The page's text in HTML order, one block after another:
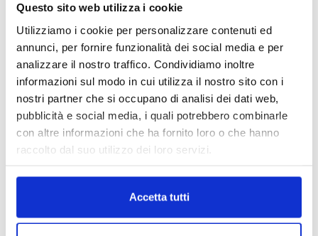
Questo sito web utilizza i cookie
Utilizziamo i cookie per personalizzare contenuti ed
annunci, per fornire funzionalità dei social media e per
analizzare il nostro traffico. Condividiamo inoltre
informazioni sul modo in cui utilizza il nostro sito con i
nostri partner che si occupano di analisi dei dati web,
pubblicità e social media, i quali potrebbero combinarle
con altre informazioni che ha fornito loro o che hanno
raccolto dal suo utilizzo dei loro servizi.
Accetta tutti
sue applicazioni sia nella pubblica amministrazione che nei
settore produttivi in generale. In particolare, le misure a favore
delle imprese hanno lo scopo di supportare la Transizione 4.0,
favorire la nascita e la crescita di imprese innovative e
supportarle nella sperimentazione e certificazione dei prodotti
di IA. Gli interventi per la Pa sono volti, invece, alla creazione
di infrastrutture dati per sfruttare in sicurezza il potenziale dei
big data, alla semplificazione e personalizzazione dell’offerta
dei servizi pubblici e all’innovazione delle amministrazioni.
Il contenuto integrale di questo articolo è
visualizzabile solo dagli abbonati a